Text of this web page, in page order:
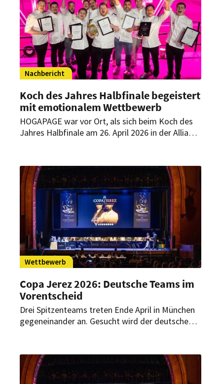
Nachbericht
Koch des Jahres Halbfinale begeistert
mit emotionalem Wettbewerb
HOGAPAGE war vor Ort, als sich beim Koch des
Jahres Halbfinale am 26. April 2026 in der Allianz
Einzug ins Finale – mit Gerichten, die ihre
persönliche Geschichte erzählen. Am Ende stehen
sechs Finalisten fest.
Wettbewerb
Copa Jerez 2026: Deutsche Teams im
Vorentscheid
Drei Spitzenteams treten Ende April in München
gegeneinander an. Gesucht wird der deutsche